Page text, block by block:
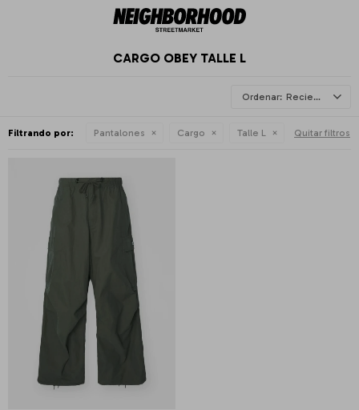
CARGO OBEY TALLE L
Recientes
Filtrando por: Pantalones Cargo Talle L Quitar filtros